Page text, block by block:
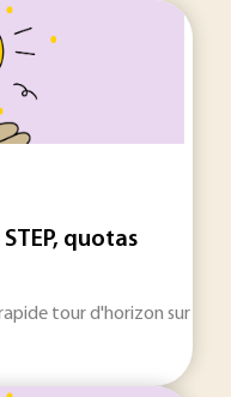
quotas
tour d'horizon sur les